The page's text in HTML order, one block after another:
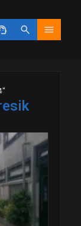
search menu